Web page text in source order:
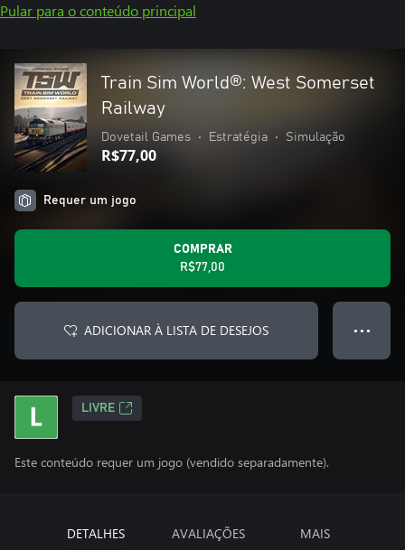
Pular para o conteúdo principal
Train Sim World®: West Somerset
Railway
Dovetail Games • Estratégia • Simulação
R$77,00
Requer um jogo
COMPRAR
R$77,00
ADICIONAR À LISTA DE DESEJOS ● ● ●
LIVRE
Este conteúdo requer um jogo (vendido separadamente).
DETALHES AVALIAÇÕES MAIS